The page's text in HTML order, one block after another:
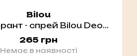
Bilou
Дезодорант - спрей Bilou Deodorant Spray Fruity Fresh 150 мл
265 грн
Немає в наявності